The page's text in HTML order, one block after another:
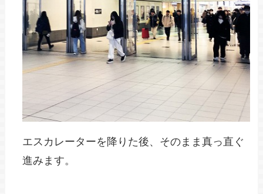
エスカレーターを降りた後、そのまま真っ直ぐ
進みます。